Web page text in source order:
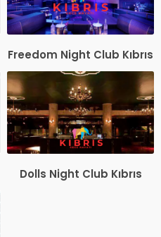
Freedom Night Club Kıbrıs
Dolls Night Club Kıbrıs